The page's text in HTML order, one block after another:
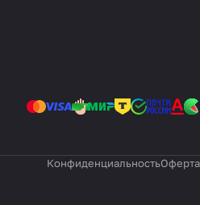
КонфиденциальностьОферта